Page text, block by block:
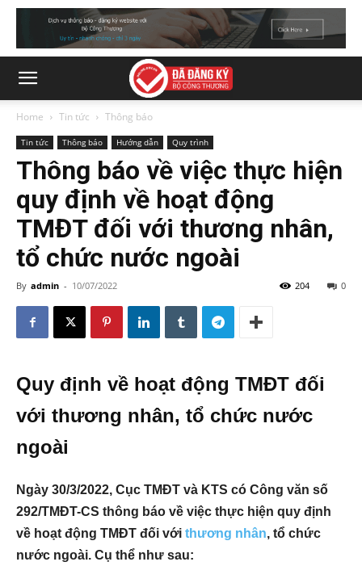
Home Tin tức Thông báo
Tin tức Thông báo Hướng dẫn Quy trình
Thông báo về việc thực hiện
quy định về hoạt động
TMĐT đối với thương nhân,
tổ chức nước ngoài
By admin - 10/07/2022 0
204
Quy định về hoạt động TMĐT đối
với thương nhân, tổ chức nước
ngoài
Ngày 30/3/2022, Cục TMĐT và KTS có Công văn số
292/TMĐT-CS thông báo về việc thực hiện quy định
về hoạt động TMĐT đối với thương nhân, tổ chức
nước ngoài. Cụ thể như sau: